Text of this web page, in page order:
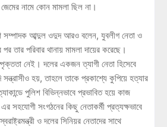
নামে কোন মামলা ছিল না।
সম্পাদক আব্দুল ওদুদ আরও বলেন, যুবলীগ নেতা ও
তার পরিবার থানায় মামলা দায়ের করেছে।
নেই। দলের একজন ত্যাগী নেতা হিসেবে
হয়, তাহলে তাকে প্রকাশ্যে কুপিয়ে হত্যার
পুলিশ বিভিন্নভাবে প্রভাবিত হয়ে কাজ
সংগঠনের কিছু নেতাকর্মী প্রত্যক্ষভাবে
ও দলের সিনিয়র নেতাদের সাথে